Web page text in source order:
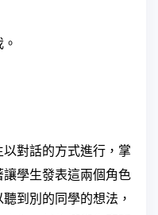
對話的方式進行，掌
學生發表這兩個角色
到別的同學的想法，